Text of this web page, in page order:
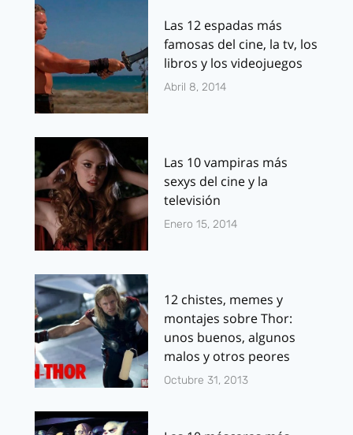
Las 12 espadas más
famosas del cine, la tv, los
libros y los videojuegos
Abril 8, 2014
Las 10 vampiras más
sexys del cine y la
televisión
Enero 15, 2014
12 chistes, memes y
montajes sobre Thor:
unos buenos, algunos
malos y otros peores
Octubre 31, 2013